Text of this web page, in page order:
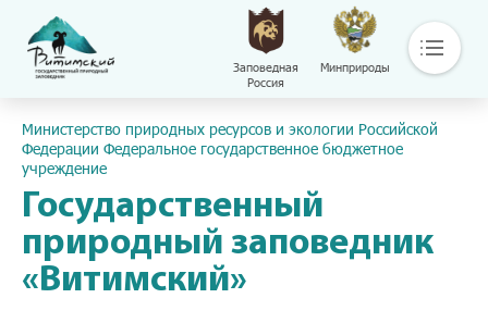
Заповедная
Россия
Минприроды
О нас
Контакты
Библиотека
Сохраняй
Министерство природных ресурсов и экологии Российской
Федерации Федеральное государственное бюджетное
учреждение
Государственный
природный заповедник
«Витимский»